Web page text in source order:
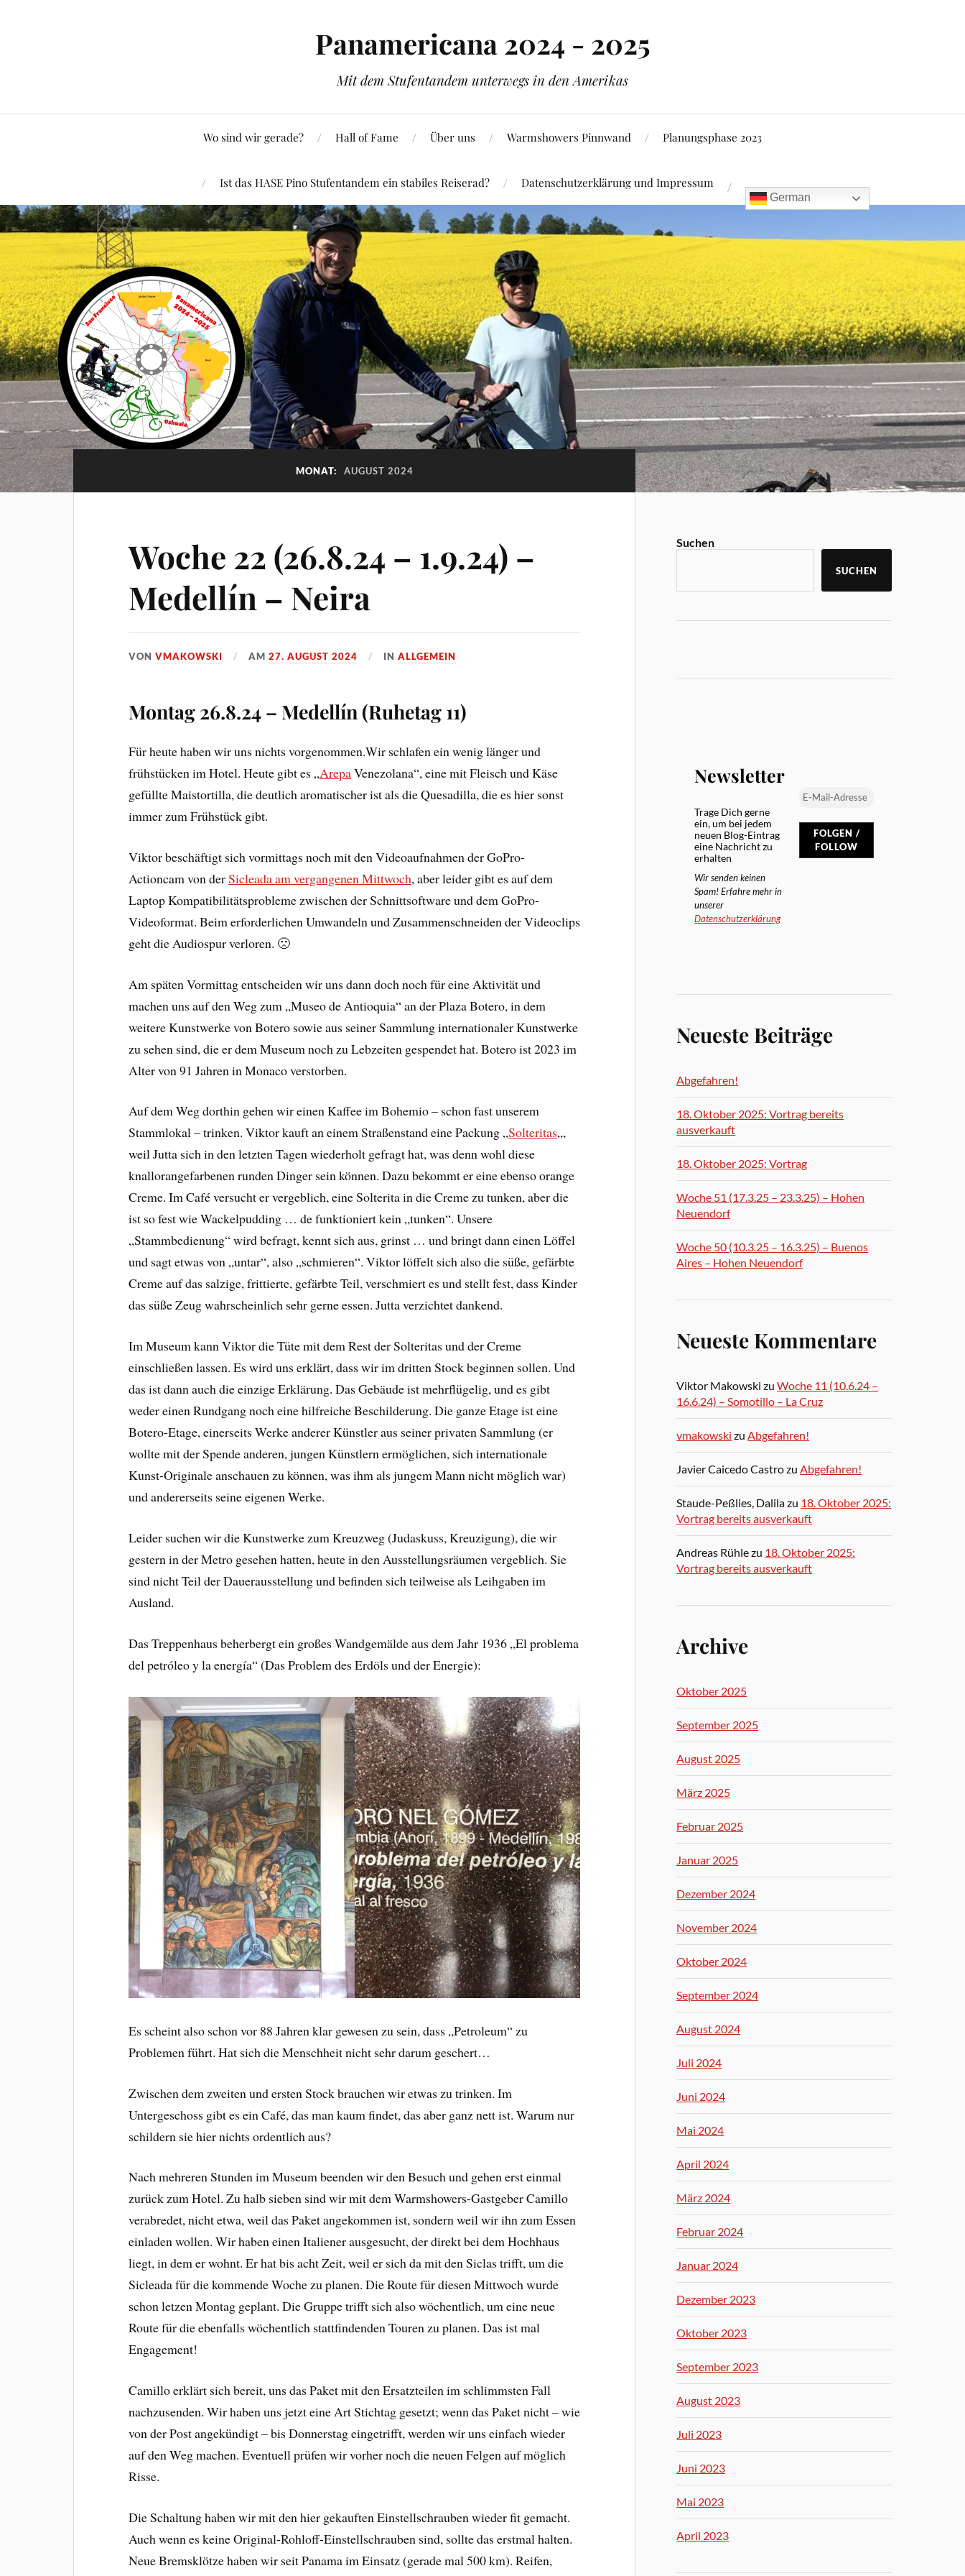
Panamericana 2024 - 2025
Mit dem Stufentandem unterwegs in den Amerikas
Wo sind wir gerade? Hall of Fame Über uns Warmshowers Pinnwand Planungsphase 2023
Ist das HASE Pino Stufentandem ein stabiles Reiserad? Datenschutzerklärung und Impressum
German
MONAT: AUGUST 2024
Woche 22 (26.8.24 – 1.9.24) –
Medellín – Neira
VONVMAKOWSKI AM27. AUGUST 2024 INALLGEMEIN
Montag 26.8.24 – Medellín (Ruhetag 11)
Für heute haben wir uns nichts vorgenommen.Wir schlafen ein wenig länger und
frühstücken im Hotel. Heute gibt es „ArepaVenezolana“, eine mit Fleisch und Käse
gefüllte Maistortilla, die deutlich aromatischer ist als die Quesadilla, die es hier sonst
immer zum Frühstück gibt.
Viktor beschäftigt sich vormittags noch mit den Videoaufnahmen der GoPro-
Actioncam von derSicleada am vergangenen Mittwoch, aber leider gibt es auf dem
Laptop Kompatibilitätsprobleme zwischen der Schnittsoftware und dem GoPro-
Videoformat. Beim erforderlichen Umwandeln und Zusammenschneiden der Videoclips
geht die Audiospur verloren. 🙁
Am späten Vormittag entscheiden wir uns dann doch noch für eine Aktivität und
machen uns auf den Weg zum „Museo de Antioquia“ an der Plaza Botero, in dem
weitere Kunstwerke von Botero sowie aus seiner Sammlung internationaler Kunstwerke
zu sehen sind, die er dem Museum noch zu Lebzeiten gespendet hat. Botero ist 2023 im
Alter von 91 Jahren in Monaco verstorben.
Auf dem Weg dorthin gehen wir einen Kaffee im Bohemio – schon fast unserem
Stammlokal – trinken. Viktor kauft an einem Straßenstand eine Packung „Solteritas„,
weil Jutta sich in den letzten Tagen wiederholt gefragt hat, was denn wohl diese
knallorangefarbenen runden Dinger sein können. Dazu bekommt er eine ebenso orange
Creme. Im Café versucht er vergeblich, eine Solterita in die Creme zu tunken, aber die
ist so fest wie Wackelpudding … de funktioniert kein „tunken“. Unsere
„Stammbedienung“ wird befragt, kennt sich aus, grinst … und bringt dann einen Löffel
und sagt etwas von „untar“, also „schmieren“. Viktor löffelt sich also die süße, gefärbte
Creme auf das salzige, frittierte, gefärbte Teil, verschmiert es und stellt fest, dass Kinder
das süße Zeug wahrscheinlich sehr gerne essen. Jutta verzichtet dankend.
Im Museum kann Viktor die Tüte mit dem Rest der Solteritas und der Creme
einschließen lassen. Es wird uns erklärt, dass wir im dritten Stock beginnen sollen. Und
das ist dann auch die einzige Erklärung. Das Gebäude ist mehrflügelig, und es gibt
weder einen Rundgang noch eine hilfreiche Beschilderung. Die ganze Etage ist eine
Botero-Etage, einerseits Werke anderer Künstler aus seiner privaten Sammlung (er
wollte mit der Spende anderen, jungen Künstlern ermöglichen, sich internationale
Kunst-Originale anschauen zu können, was ihm als jungem Mann nicht möglich war)
und andererseits seine eigenen Werke.
Leider suchen wir die Kunstwerke zum Kreuzweg (Judaskuss, Kreuzigung), die wir
gestern in der Metro gesehen hatten, heute in den Ausstellungsräumen vergeblich. Sie
sind nicht Teil der Dauerausstellung und befinden sich teilweise als Leihgaben im
Ausland.
Das Treppenhaus beherbergt ein großes Wandgemälde aus dem Jahr 1936 „El problema
del petróleo y la energía“ (Das Problem des Erdöls und der Energie):
Es scheint also schon vor 88 Jahren klar gewesen zu sein, dass „Petroleum“ zu
Problemen führt. Hat sich die Menschheit nicht sehr darum geschert…
Zwischen dem zweiten und ersten Stock brauchen wir etwas zu trinken. Im
Untergeschoss gibt es ein Café, das man kaum findet, das aber ganz nett ist. Warum nur
schildern sie hier nichts ordentlich aus?
Nach mehreren Stunden im Museum beenden wir den Besuch und gehen erst einmal
zurück zum Hotel. Zu halb sieben sind wir mit dem Warmshowers-Gastgeber Camillo
verabredet, nicht etwa, weil das Paket angekommen ist, sondern weil wir ihn zum Essen
einladen wollen. Wir haben einen Italiener ausgesucht, der direkt bei dem Hochhaus
liegt, in dem er wohnt. Er hat bis acht Zeit, weil er sich da mit den Siclas trifft, um die
Sicleada für die kommende Woche zu planen. Die Route für diesen Mittwoch wurde
schon letzen Montag geplant. Die Gruppe trifft sich also wöchentlich, um eine neue
Route für die ebenfalls wöchentlich stattfindenden Touren zu planen. Das ist mal
Engagement!
Camillo erklärt sich bereit, uns das Paket mit den Ersatzteilen im schlimmsten Fall
nachzusenden. Wir haben uns jetzt eine Art Stichtag gesetzt; wenn das Paket nicht – wie
von der Post angekündigt – bis Donnerstag eingetrifft, werden wir uns einfach wieder
auf den Weg machen. Eventuell prüfen wir vorher noch die neuen Felgen auf möglich
Risse.
Die Schaltung haben wir mit den hier gekauften Einstellschrauben wieder fit gemacht.
Auch wenn es keine Original-Rohloff-Einstellschrauben sind, sollte das erstmal halten.
Neue Bremsklötze haben wir seit Panama im Einsatz (gerade mal 500 km). Reifen,
Suchen
SUCHEN
Newsletter
Trage Dich gerne
ein, um bei jedem
neuen Blog-Eintrag
eine Nachricht zu
erhalten
Wir senden keinen
Spam! Erfahre mehr in
unserer
Datenschutzerklärung
Neueste Beiträge
Abgefahren!
18. Oktober 2025: Vortrag bereits
ausverkauft
18. Oktober 2025: Vortrag
Woche 51 (17.3.25 – 23.3.25) – Hohen
Neuendorf
Woche 50 (10.3.25 – 16.3.25) – Buenos
Aires – Hohen Neuendorf
Neueste Kommentare
Viktor Makowski zuWoche 11 (10.6.24 –
16.6.24) – Somotillo – La Cruz
vmakowski zuAbgefahren!
Javier Caicedo CastrozuAbgefahren!
Staude-Peßlies, Dalilazu 18. Oktober 2025:
Vortrag bereits ausverkauft
Andreas Rühlezu 18. Oktober 2025:
Vortrag bereits ausverkauft
Archive
Oktober 2025
September 2025
August 2025
März 2025
Februar 2025
Januar 2025
Dezember 2024
November 2024
Oktober 2024
September 2024
August 2024
Juli 2024
Juni 2024
Mai 2024
April 2024
März 2024
Februar 2024
Januar 2024
Dezember 2023
Oktober 2023
September 2023
August 2023
Juli 2023
Juni 2023
Mai 2023
April 2023